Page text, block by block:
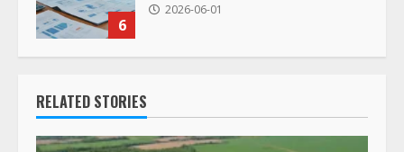
6
2026-06-01
RELATED STORIES